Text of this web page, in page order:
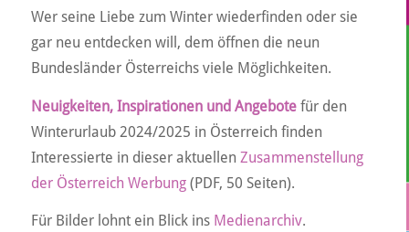
Wer seine Liebe zum Winter wiederfinden oder sie
gar neu entdecken will, dem öffnen die neun
Bundesländer Österreichs viele Möglichkeiten.
Neuigkeiten, Inspirationen und Angebotefür den
Winterurlaub 2024/2025 in Österreich finden
Interessierte in dieser aktuellen Zusammenstellung
der Österreich Werbung(PDF, 50 Seiten).
Für Bilder lohnt ein Blick ins Medienarchiv.